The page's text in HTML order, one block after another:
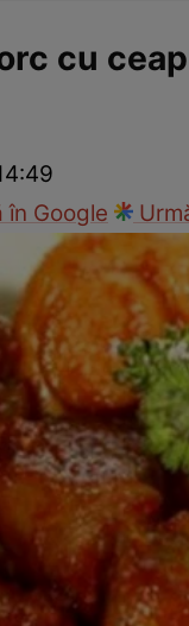
cu
Google